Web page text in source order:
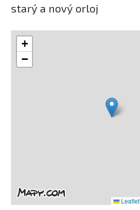
starý a nový orloj
+
−
Leaflet